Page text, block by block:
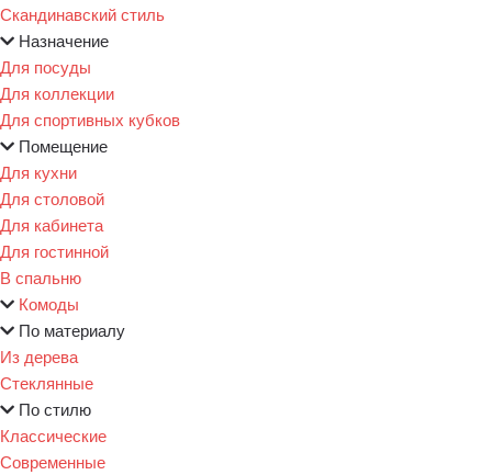
Скандинавский стиль
Назначение
Для посуды
Для коллекции
Для спортивных кубков
Помещение
Для кухни
Для столовой
Для кабинета
Для гостинной
В спальню
Комоды
По материалу
Из дерева
Стеклянные
По стилю
Классические
Современные